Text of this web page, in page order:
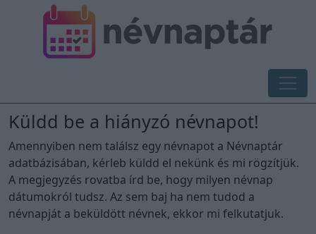
Küldd be a hiányzó névnapot!
Amennyiben nem találsz egy névnapot a Névnaptár
adatbázisában, kérleb küldd el nekünk és mi rögzítjük.
A megjegyzés rovatba írd be, hogy milyen névnap
dátumokról tudsz. Az sem baj ha nem tudod a
névnapját a beküldött névnek, ekkor mi felkutatjuk.